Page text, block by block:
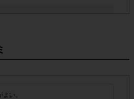
いただき、
結果を確認してから商品のご購入
している、Amazon.co.jp専用
よい。